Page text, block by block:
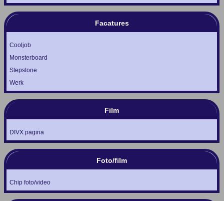
Facatures
Cooljob
Monsterboard
Stepstone
Werk
Film
DIVX pagina
Foto/film
Chip foto/video